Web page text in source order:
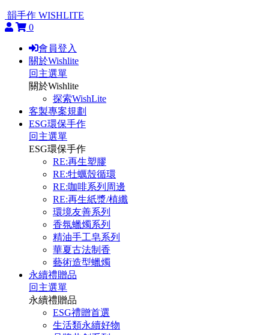
韻手作 WISHLITE
0
會員登入
關於Wishlite
回主選單
關於Wishlite
探索WishLite
客製專案規劃
ESG環保手作
回主選單
ESG環保手作
RE:再生塑膠
RE:牡蠣殼循環
RE:咖啡系列周邊
RE:再生紙漿/植纖
環境友善系列
香氛蠟燭系列
精油手工皂系列
華夏古法制香
藝術造型蠟燭
永續禮贈品
回主選單
永續禮贈品
ESG禮贈首選
生活類永續好物